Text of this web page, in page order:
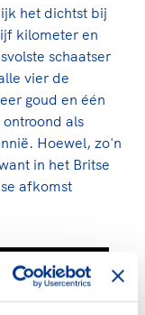
het dichtst bij
kilometer en
schaatser
vier de
goud en één
als
Hoewel, zo'n
in het Britse
afkomst